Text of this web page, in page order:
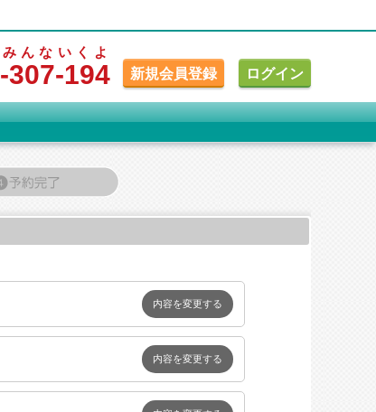
-307
みんな
-194
いくよ
新規会員登録
ログイン
内容を変更する
内容を変更する